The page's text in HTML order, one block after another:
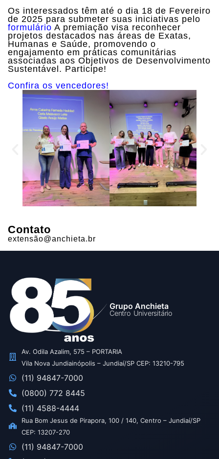
Os interessados têm até o dia 18 de Fevereiro
de 2025 para submeter suas iniciativas pelo
formulário A premiação visa reconhecer
projetos destacados nas áreas de Exatas,
Humanas e Saúde, promovendo o
engajamento em práticas comunitárias
associadas aos Objetivos de Desenvolvimento
Sustentável. Participe!
Confira os vencedores!
Contato
extensão@anchieta.br
Grupo Anchieta
Centro Universitário
Av. Odila Azalim, 575 – PORTARIA
Vila Nova Jundiainópolis – Jundiaí/SP CEP: 13210-795
(11) 94847-7000
(0800) 772 8445
(11) 4588-4444
Rua Bom Jesus de Pirapora, 100 / 140, Centro – Jundiaí/SP
CEP: 13207-270
(11) 94847-7000